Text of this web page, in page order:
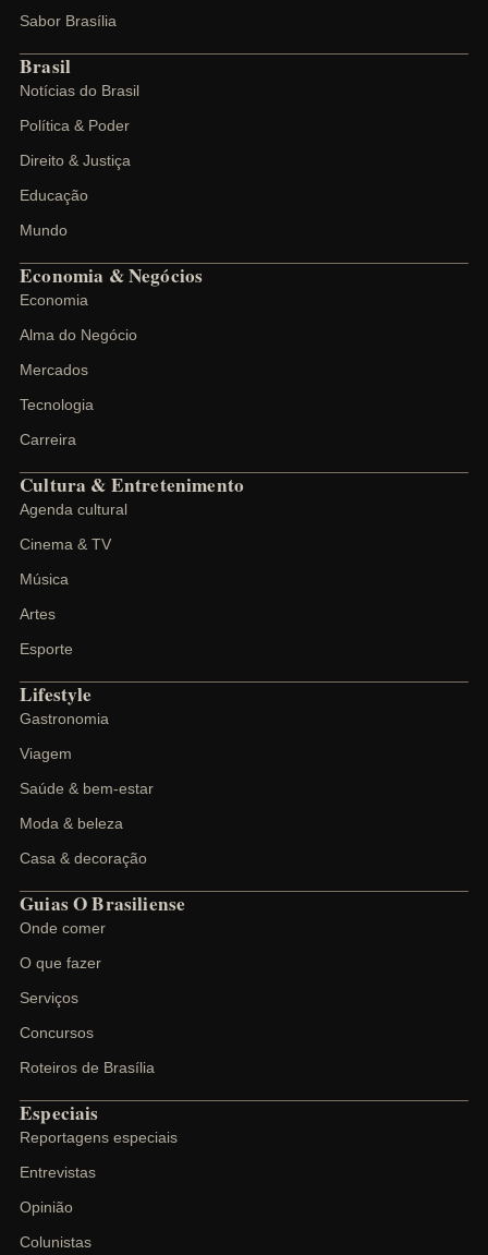
Sabor Brasília
Brasil
Notícias do Brasil
Política & Poder
Direito & Justiça
Educação
Mundo
Economia & Negócios
Economia
Alma do Negócio
Mercados
Tecnologia
Carreira
Cultura & Entretenimento
Agenda cultural
Cinema & TV
Música
Artes
Esporte
Lifestyle
Gastronomia
Viagem
Saúde & bem-estar
Moda & beleza
Casa & decoração
Guias O Brasiliense
Onde comer
O que fazer
Serviços
Concursos
Roteiros de Brasília
Especiais
Reportagens especiais
Entrevistas
Opinião
Colunistas